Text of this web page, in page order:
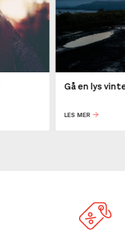
Gå en lys
LES MER